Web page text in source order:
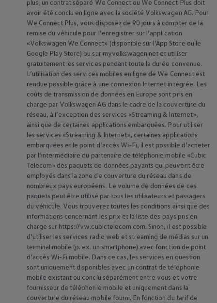
plus, un contrat séparé We Connect ou We Connect Plus doit
avoir été conclu en ligne avec la société Volkswagen AG. Pour
We Connect Plus, vous disposez de 90 jours à compter de la
remise du véhicule pour l’enregistrer sur l’application
«Volkswagen We Connect» (disponible sur l’App Store ou le
Google Play Store) ou sur myvolkswagen.net et utiliser
gratuitement les services pendant toute la durée convenue.
L’utilisation des services mobiles en ligne de We Connect est
rendue possible grâce à une connexion Internet intégrée. Les
coûts de transmission de données en Europe sont pris en
charge par Volkswagen AG dans le cadre de la couverture du
réseau, à l’exception des services «Streaming & Internet»,
ainsi que de certaines applications embarquées. Pour utiliser
les services «Streaming & Internet», certaines applications
embarquées et le point d’accès Wi-Fi, il est possible d’acheter
par l’intermédiaire du partenaire de téléphonie mobile «Cubic
Telecom» des paquets de données payants qui peuvent être
employés dans la zone de couverture du réseau dans de
nombreux pays européens. Le volume de données de ces
paquets peut être utilisé par tous les utilisateurs et passagers
du véhicule. Vous trouverez toutes les conditions ainsi que des
informations concernant les prix et la liste des pays pris en
charge sur https://vw.cubictelecom.com. Sinon, il est possible
d’utiliser les services radio web et streaming de médias sur un
terminal mobile (p. ex. un smartphone) avec fonction de point
d’accès Wi-Fi mobile. Dans ce cas, les services en question
sont uniquement disponibles avec un contrat de téléphonie
mobile existant ou conclu séparément entre vous et votre
fournisseur de téléphonie mobile et uniquement dans la
couverture du réseau mobile fourni. En fonction du tarif de